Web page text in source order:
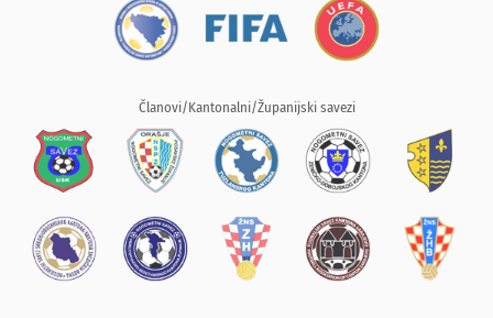
Članovi/Kantonalni/Županijski savezi